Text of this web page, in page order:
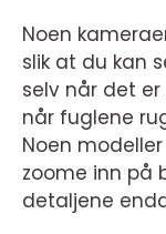
Noen
slik at du kan
selv når det
når fuglene
Noen
zoome inn på
detaljene